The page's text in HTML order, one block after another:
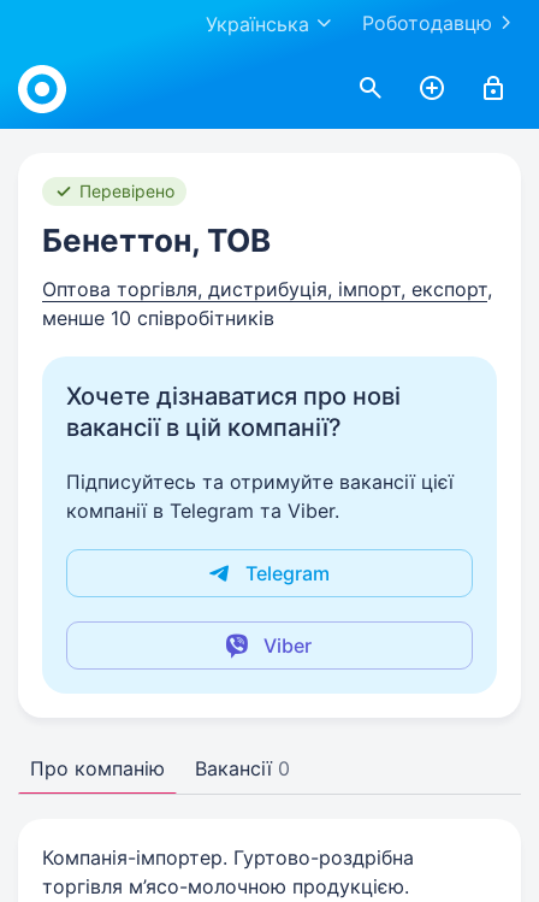
Роботодавцю
Українська
Work.ua
Перевірено
Бенеттон, ТОВ
Оптова торгівля, дистрибуція, імпорт, експорт,
менше 10 співробітників
Хочете дізнаватися про нові
вакансії в цій компанії?
Підписуйтесь та отримуйте вакансії цієї
компанії в Telegram та Viber.
Telegram
Viber
Про компанію Вакансії 0
Компанія-імпортер. Гуртово-роздрібна
торгівля м’ясо-молочною продукцією.